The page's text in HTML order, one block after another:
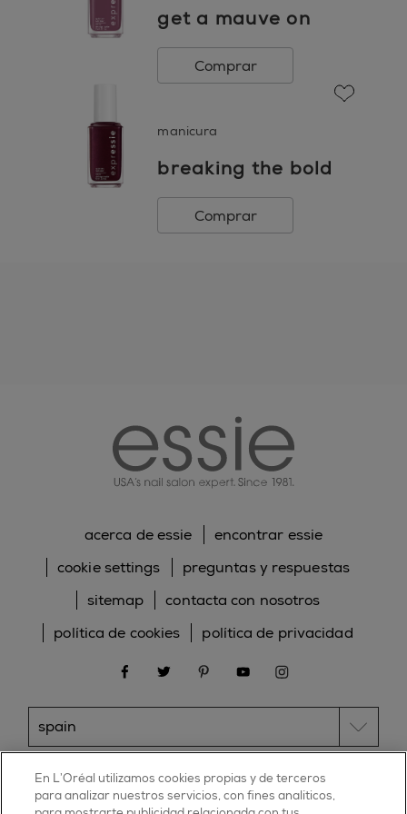
get a mauve on
Comprar
favorite
manicura
breaking the bold
Comprar
acerca de essie
encontrar essie
cookie settings
preguntas y respuestas
sitemap
contacta con nosotros
política de cookies
política de privacidad
facebooktwitter pinterestyoutubeinstagram
ESSIE
30, rue d’Alsace – 92300 Levallois-Perret
En L’Oréal utilizamos cookies propias y de terceros
para analizar nuestros servicios, con fines analíticos,